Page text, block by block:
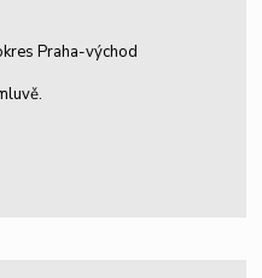
Praha-východ